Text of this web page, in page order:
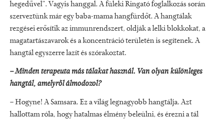
hegedűvel”. Vagyis hanggal. A füleki Ringató foglalkozás során
szerveztünk már egy baba-mama hangfürdőt. A hangtálak
rezgései erősítik az immunrendszert, oldják a lelki blokkokat, a
magatartászavarok és a koncentráció területén is segítenek. A
hangtál egyszerre lazít és szórakoztat.
– Minden terapeuta más tálakat használ. Van olyan különleges
hangtál, amelyről álmodozol?
– Hogyne! A Samsara. Ez a világ legnagyobb hangtálja. Azt
hallottam róla, hogy hatalmas élmény beleülni, és érezni a tál